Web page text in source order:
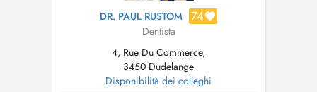
DR. PAUL RUSTOM 74
Dentista
4, Rue Du Commerce,
3450 Dudelange
Disponibilità dei colleghi